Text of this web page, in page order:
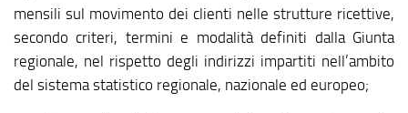
mensili sul movimento dei clienti nelle strutture ricettive,
secondo criteri, termini e modalità definiti dalla Giunta
regionale, nel rispetto degli indirizzi impartiti nell’ambito
del sistema statistico regionale, nazionale ed europeo;